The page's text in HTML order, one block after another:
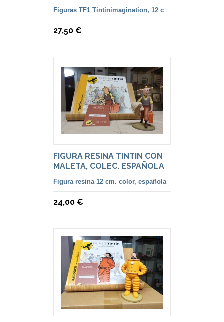
Figuras TF1 Tintinimagination, 12 cm. color y francesa
27,50 €
FIGURA RESINA TINTIN CON
MALETA, COLEC. ESPAÑOLA
Figura resina 12 cm. color, española
24,00 €